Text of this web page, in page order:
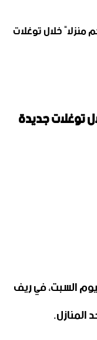
منزلاً خلال توغلات
توغلات جديدة
السبت، في ريف